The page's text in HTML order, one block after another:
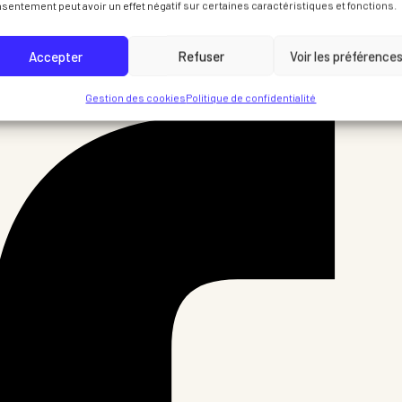
peut avoir un effet négatif sur certaines caractéristiques et fonctions.
Accepter Refuser Voir les préférences
Gestion des cookiesPolitique de confidentialité